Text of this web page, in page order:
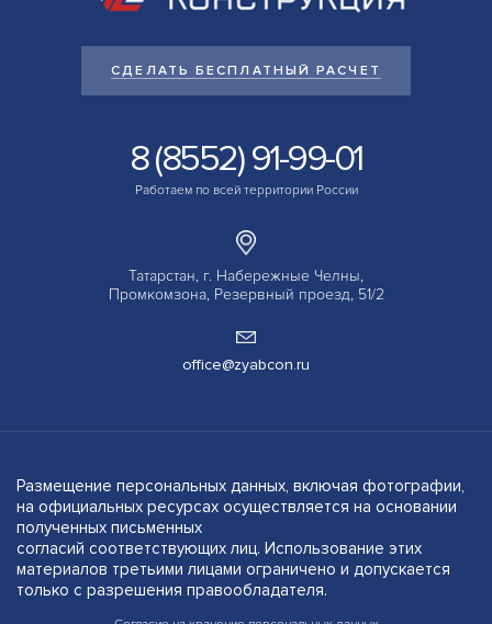
СДЕЛАТЬ БЕСПЛАТНЫЙ РАСЧЕТ
8 (8552) 91-99-01
Работаем по всей территории России
Татарстан, г. Набережные Челны,
Промкомзона, Резервный проезд, 51/2
office@zyabcon.ru
Размещение персональных данных, включая фотографии,
на официальных ресурсах осуществляется на основании
полученных письменных
согласий соответствующих лиц. Использование этих
материалов третьими лицами ограничено и допускается
только с разрешения правообладателя.